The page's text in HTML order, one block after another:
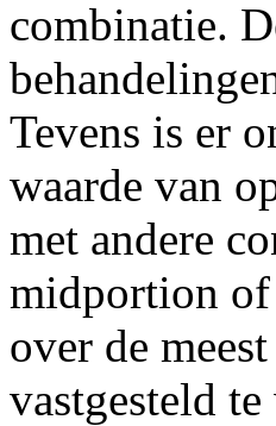
combinatie.
Tevens is er
waarde van
met andere
midportion of
over de
vastgesteld